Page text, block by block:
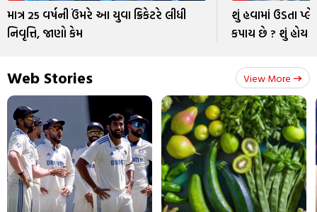
માત્ર 25 વર્ષની ઉંમરે આ યુવા ક્રિકેટરે લીધી
નિવૃત્તિ, જાણો કેમ
શું હવામાં ઉડતા
કપાય છે ? શું હોય
Web Stories View More